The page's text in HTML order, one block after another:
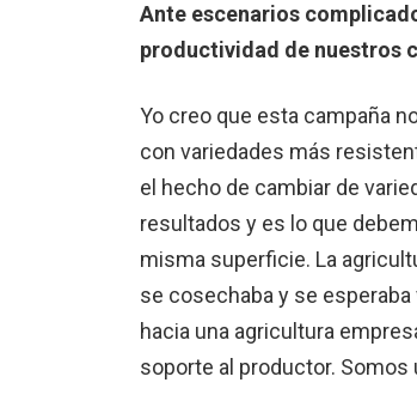
Ante escenarios
productividad de nuestros
Yo creo que esta campaña
con variedades más
el hecho de cambiar de
resultados y es lo que
misma superficie. La
se cosechaba y se
hacia una agricultura
soporte al productor.